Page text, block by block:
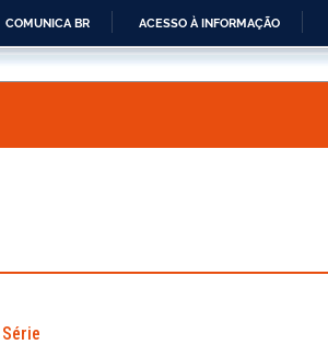
IR
COMUNICA BR ACESSO À INFORMAÇÃO
Série